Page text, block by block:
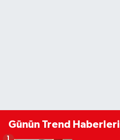
Günün Trend Haberleri